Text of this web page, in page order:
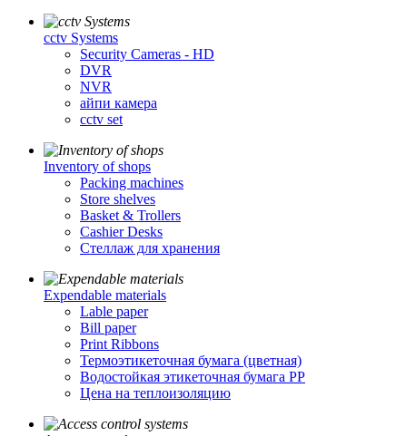
cctv Systems
Security Cameras - HD
DVR
NVR
айпи камера
cctv set
Inventory of shops
Packing machines
Store shelves
Basket & Trollers
Cashier Desks
Стеллаж для хранения
Expendable materials
Lable paper
Bill paper
Print Ribbons
Термоэтикеточная бумага (цветная)
Водостойкая этикеточная бумага PP
Цена на теплоизоляцию